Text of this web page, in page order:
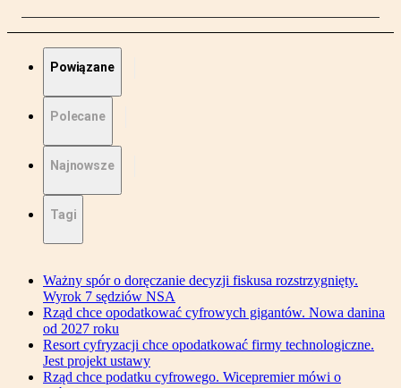
Powiązane
Polecane
Najnowsze
Tagi
Ważny spór o doręczanie decyzji fiskusa rozstrzygnięty.
Wyrok 7 sędziów NSA
Rząd chce opodatkować cyfrowych gigantów. Nowa danina
od 2027 roku
Resort cyfryzacji chce opodatkować firmy technologiczne.
Jest projekt ustawy
Rząd chce podatku cyfrowego. Wicepremier mówi o